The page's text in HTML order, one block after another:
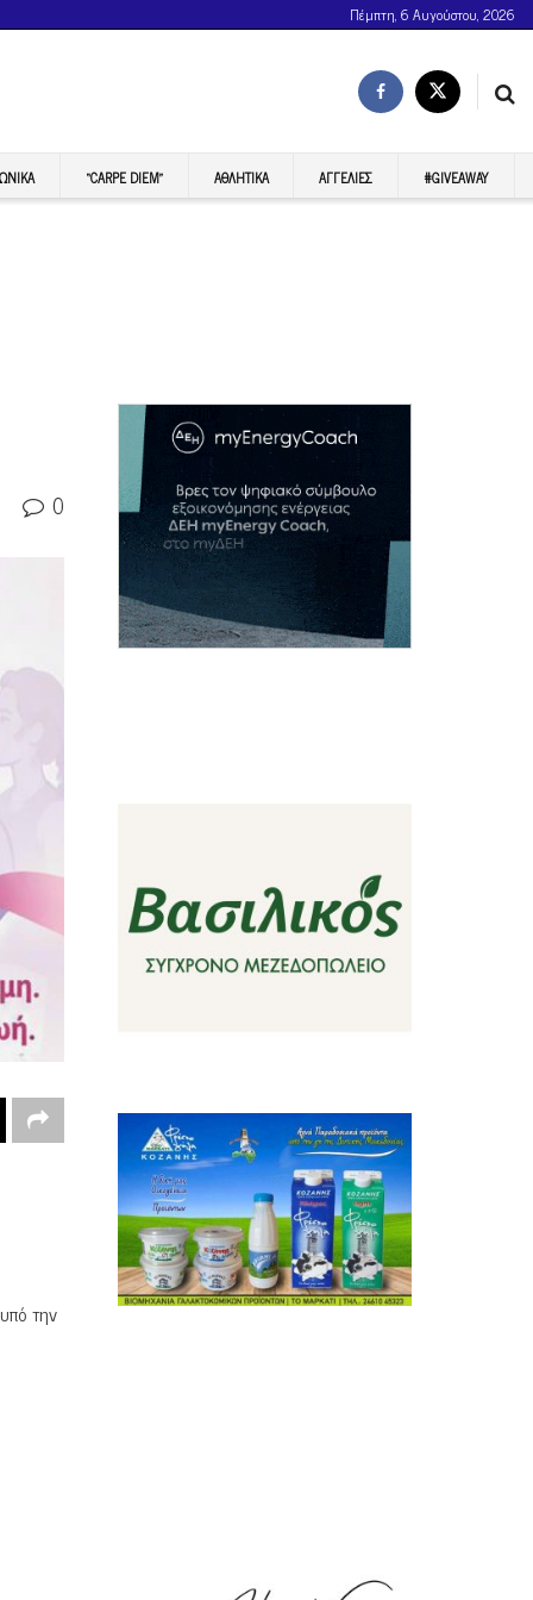
Πέμπτη, 6 Αυγούστου, 2026
“CARPE DIEM” ΑΘΛΗΤΙΚΆ ΑΓΓΕΛΊΕΣ #GIVEAWAY
0
την